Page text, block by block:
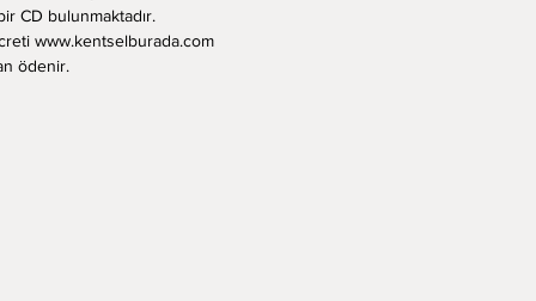
CD bulunmaktadır.
www.kentselburada.com
ödenir.